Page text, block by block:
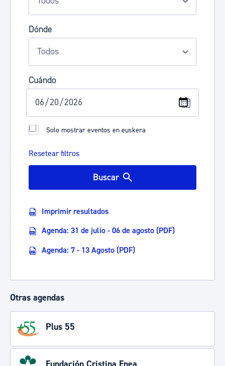
Dónde
Cuándo
Solo mostrar eventos en euskera
Resetear filtros
Buscar
Imprimir resultados
Agenda: 31 de julio - 06 de agosto (PDF)
Agenda: 7 - 13 Agosto (PDF)
Otras agendas
Plus 55